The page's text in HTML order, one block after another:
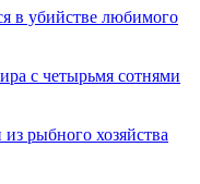
в убийстве любимого
с четырьмя сотнями
рыбного хозяйства